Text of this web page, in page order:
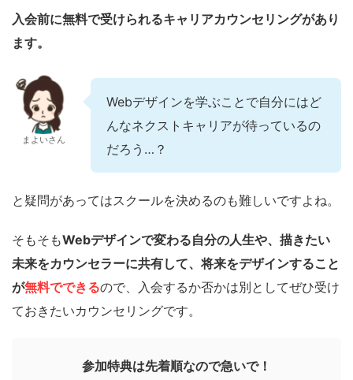
入会前に無料で受けられるキャリアカウンセリングがあり
ます。
まよいさん
Webデザインを学ぶことで自分にはど
んなネクストキャリアが待っているの
だろう…？
と疑問があってはスクールを決めるのも難しいですよね。
そもそもWebデザインで変わる自分の人生や、描きたい
未来をカウンセラーに共有して、将来をデザインすること
が無料でできるので、入会するか否かは別としてぜひ受け
ておきたいカウンセリングです。
参加特典は先着順なので急いで！